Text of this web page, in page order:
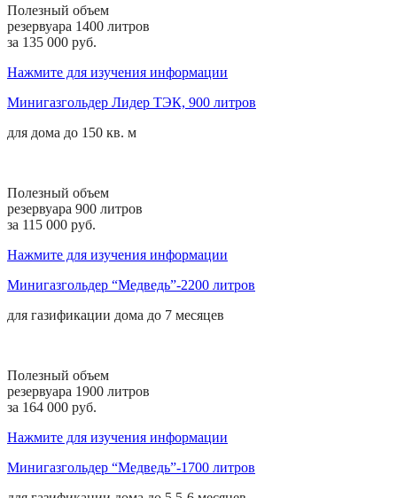
Полезный объем
резервуара 1400 литров
за 135 000 руб.
Нажмите для изучения информации
Минигазгольдер Лидер ТЭК, 900 литров
для дома до 150 кв. м
Полезный объем
резервуара 900 литров
за 115 000 руб.
Нажмите для изучения информации
Минигазгольдер “Медведь”-2200 литров
для газификации дома до 7 месяцев
Полезный объем
резервуара 1900 литров
за 164 000 руб.
Нажмите для изучения информации
Минигазгольдер “Медведь”-1700 литров